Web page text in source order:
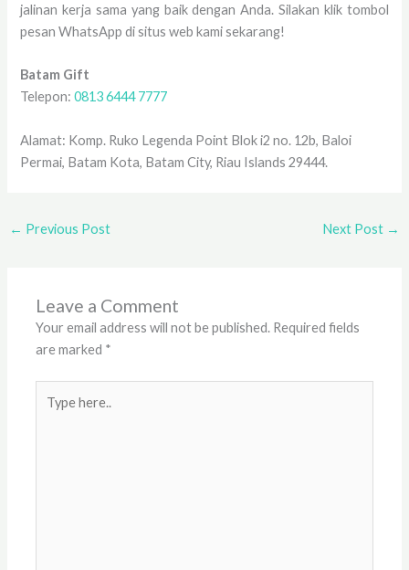
jalinan kerja sama yang baik dengan Anda. Silakan klik tombol
pesan WhatsApp di situs web kami sekarang!
Batam Gift
Telepon:0813 6444 7777
Alamat: Komp. Ruko Legenda Point Blok i2 no. 12b, Baloi
Permai, Batam Kota, Batam City, Riau Islands 29444.
← Previous Post Next Post →
Leave a Comment
Your email address will not be published. Required fields
are marked *
here..